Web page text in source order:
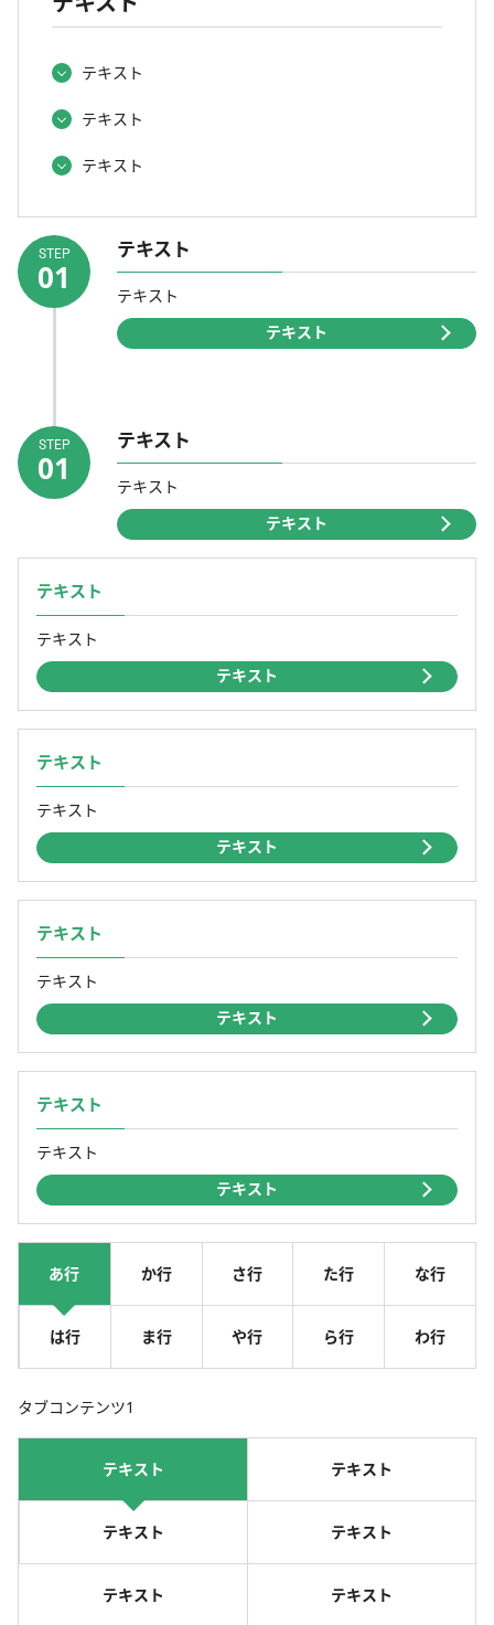
テキスト
テキスト
テキスト
STEP
01
テキスト
テキスト
テキスト
STEP
01
テキスト
テキスト
テキスト
テキスト
テキスト
テキスト
テキスト
テキスト
テキスト
テキスト
テキスト
テキスト
テキスト
テキスト
テキスト
あ行 か行 さ行 た行 な行
は行 ま行 や行 ら行 わ行
タブコンテンツ1
テキスト テキスト
テキスト テキスト
テキスト テキスト